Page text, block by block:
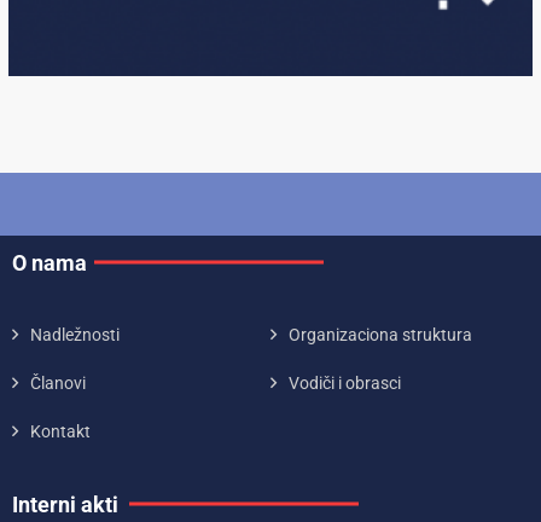
O nama
Nadležnosti Organizaciona struktura
Članovi Vodiči i obrasci
Kontakt
Interni akti